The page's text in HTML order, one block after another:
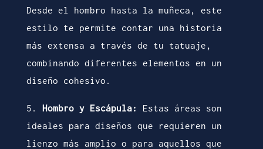
Desde el hombro hasta la muñeca, este
estilo te permite contar una historia
más extensa a través de tu tatuaje,
combinando diferentes elementos en un
diseño cohesivo.
5. Hombro y Escápula:
Estas áreas son
ideales para diseños que requieren un
lienzo más amplio o para aquellos que